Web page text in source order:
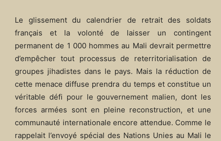
Le glissement du calendrier de retrait des soldats
français et la volonté de laisser un contingent
permanent de 1 000 hommes au Mali devrait permettre
d’empêcher tout processus de reterritorialisation de
groupes jihadistes dans le pays. Mais la réduction de
cette menace diffuse prendra du temps et constitue un
véritable défi pour le gouvernement malien, dont les
forces armées sont en pleine reconstruction, et une
communauté internationale encore attendue. Comme le
rappelait l’envoyé spécial des Nations Unies au Mali le